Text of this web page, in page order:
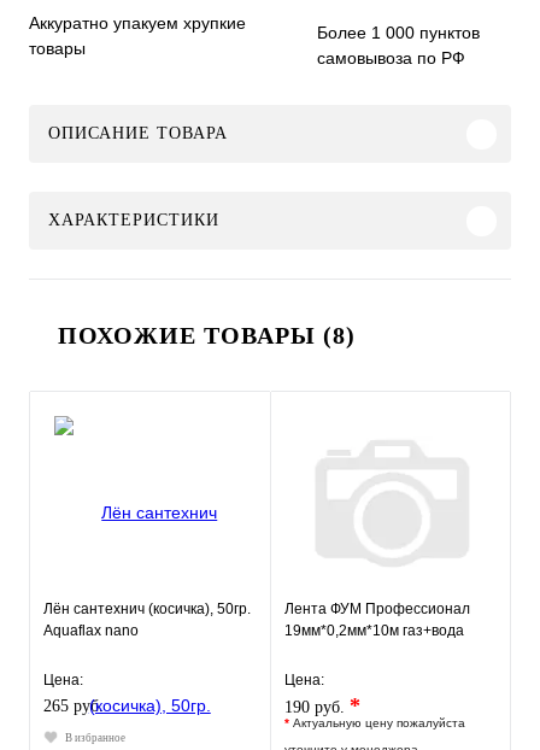
Аккуратно упакуем хрупкие
товары
Более 1 000 пунктов
самовывоза по РФ
ОПИСАНИЕ ТОВАРА
ХАРАКТЕРИСТИКИ
ПОХОЖИЕ ТОВАРЫ (8)
Лён сантехнич (косичка), 50гр.
Aquaflax nano
Цена:
265 руб.
В избранное
Лента ФУМ Профессионал
19мм*0,2мм*10м газ+вода
Цена:
190 руб. *
* Актуальную цену пожалуйста